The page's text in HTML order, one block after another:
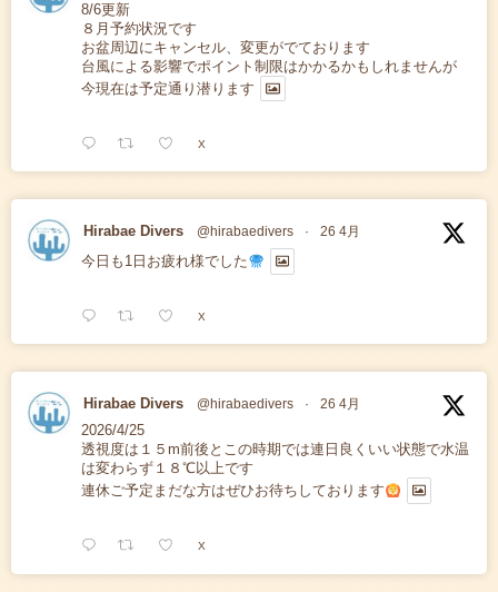
8/6更新
８月予約状況です
お盆周辺にキャンセル、変更がでております
台風による影響でポイント制限はかかるかもしれませんが
今現在は予定通り潜ります
X
Hirabae Divers @hirabaedivers · 26 4月
今日も1日お疲れ様でした
X
Hirabae Divers @hirabaedivers · 26 4月
2026/4/25
透視度は１５m前後とこの時期では連日良くいい状態で水温
は変わらず１８℃以上です
連休ご予定まだな方はぜひお待ちしております
X